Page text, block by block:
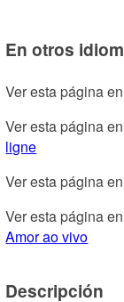
En otros
Ver esta página
Ver esta página
ligne
Ver esta página
Ver esta página
Amor ao vivo
Descripción